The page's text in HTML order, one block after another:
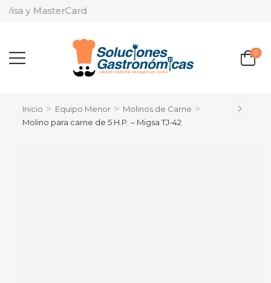
y MasterCard
0
Inicio > Equipo Menor > Molinos de Carne >
Molino para carne de 5 H.P. – Migsa TJ-42